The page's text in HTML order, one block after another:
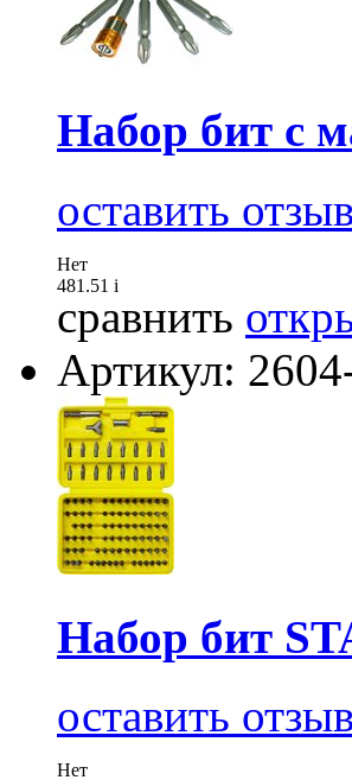
Набор бит с
оставить отзыв
Нет
481.51 i
сравнить
Артикул:
Набор бит
оставить отзыв
Нет